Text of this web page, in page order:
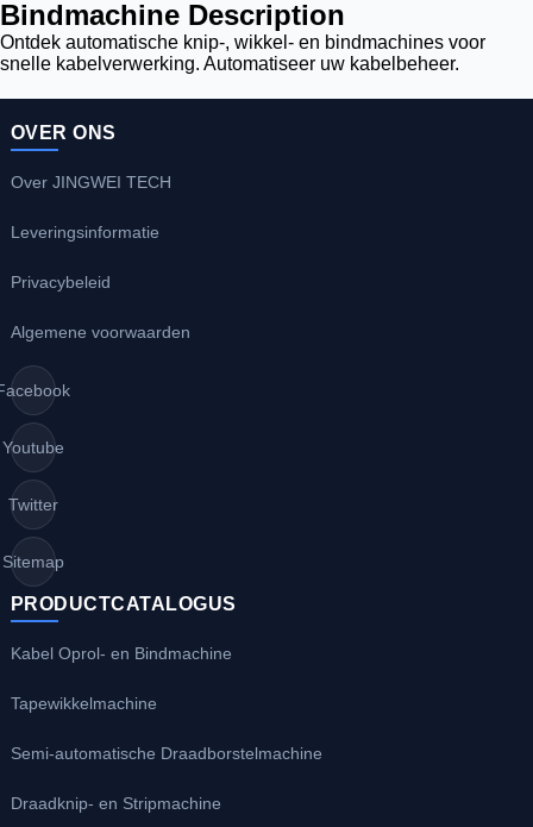
Bindmachine Description
Ontdek automatische knip-, wikkel- en bindmachines voor
snelle kabelverwerking. Automatiseer uw kabelbeheer.
OVER ONS
Over JINGWEI TECH
Leveringsinformatie
Privacybeleid
Algemene voorwaarden
Youtube
Twitter
Sitemap
PRODUCTCATALOGUS
Kabel Oprol- en Bindmachine
Tapewikkelmachine
Semi-automatische Draadborstelmachine
Draadknip- en Stripmachine